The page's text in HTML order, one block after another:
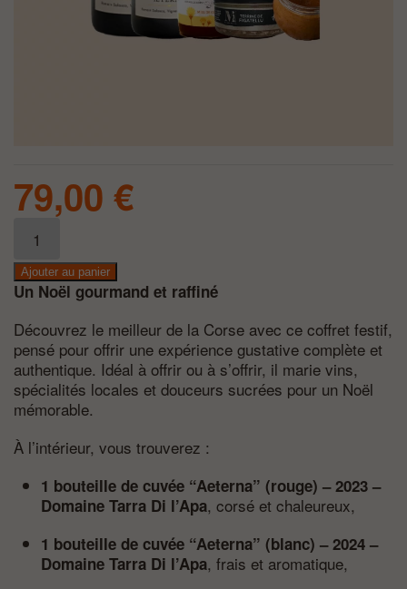
79,00 €
Coffret
–
Ajouter au panier
Un Noël gourmand et raffiné
Découvrez le meilleur de la Corse avec ce coffret festif,
pensé pour offrir une expérience gustative complète et
authentique. Idéal à offrir ou à s’offrir, il marie vins,
spécialités locales et douceurs sucrées pour un Noël
mémorable.
À l’intérieur, vous trouverez :
1 bouteille de cuvée “Aeterna” (rouge) – 2023 –
Domaine Tarra Di l’Apa, corsé et chaleureux,
1 bouteille de cuvée “Aeterna” (blanc) – 2024 –
Domaine Tarra Di l’Apa, frais et aromatique,